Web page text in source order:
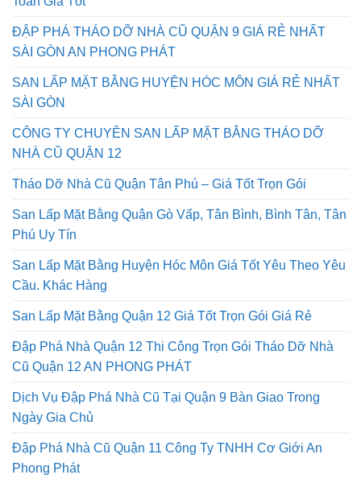
San Lấp Mặt Bằng Quận 12 An Toàn Nhan Chóng
San Lấp Mặt Bằng Huyện Bình Chánh An Phong Phát An
Toàn Giá Tốt
ĐẬP PHÁ THÁO DỠ NHÀ CŨ QUẬN 9 GIÁ RẺ NHẤT
SÀI GÒN AN PHONG PHÁT
SAN LẤP MẶT BẰNG HUYỆN HÓC MÔN GIÁ RẺ NHẤT
SÀI GÒN
CÔNG TY CHUYÊN SAN LẤP MẶT BẰNG THÁO DỠ
NHÀ CŨ QUẬN 12
Tháo Dỡ Nhà Cũ Quận Tân Phú – Giá Tốt Trọn Gói
San Lấp Mặt Bằng Quận Gò Vấp, Tân Bình, Bình Tân, Tân
Phú Uy Tín
San Lấp Mặt Bằng Huyện Hóc Môn Giá Tốt Yêu Theo Yêu
Cầu. Khác Hàng
San Lấp Mặt Bằng Quận 12 Giá Tốt Trọn Gói Giá Rẻ
Đập Phá Nhà Quận 12 Thi Công Trọn Gói Tháo Dỡ Nhà
Cũ Quận 12 AN PHONG PHÁT
Dịch Vụ Đập Phá Nhà Cũ Tại Quận 9 Bàn Giao Trong
Ngày Gia Chủ